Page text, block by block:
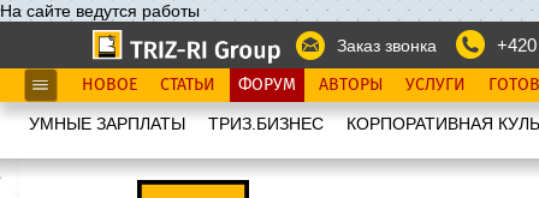
На сайте ведутся работы
Заказ звонка
НОВОЕ СТАТЬИ ФОРУМ АВТОРЫ УСЛУГИ
УМНЫЕ ЗАРПЛАТЫ ТРИЗ.БИЗНЕС КОРПОРАТИВНАЯ